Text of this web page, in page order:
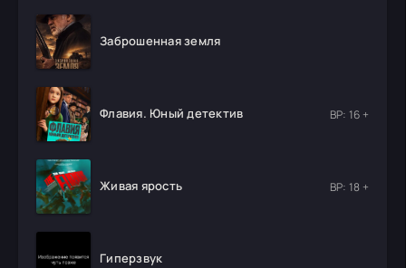
Заброшенная земля
Флавия. Юный детектив ВР: 16 +
Живая ярость ВР: 18 +
Гиперзвук